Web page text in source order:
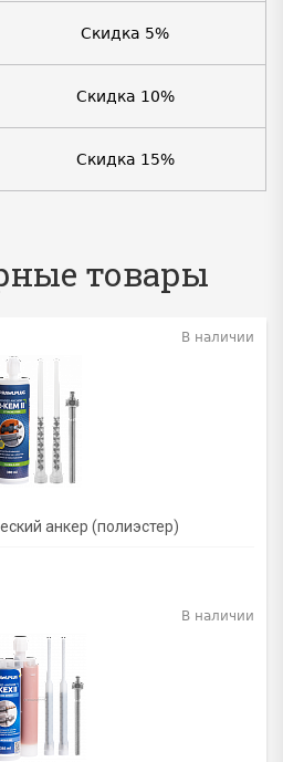
Скидка 5%
Скидка 10%
Скидка 15%
товары
анкер (полиэстер)
В наличии
В наличии